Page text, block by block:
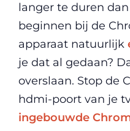
langer te duren
beginnen bij de
apparaat natuurlijk
je dat al gedaan?
overslaan. Stop de
hdmi-poort van je
ingebouwde